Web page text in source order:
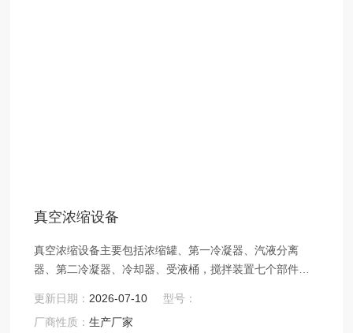
真空浓缩设备
真空浓缩设备主要包括浓缩罐、第一冷凝器、汽液分离
器、第二冷凝器、冷却器、受液桶，搅拌装置七个部件组
式。适用于制药、食品、化工等行业部门对液料的浓缩。
并且也能回收酒精和筒内的回流提取液。
更新日期： 2026-07-10
型号：
厂商性质：生产厂家